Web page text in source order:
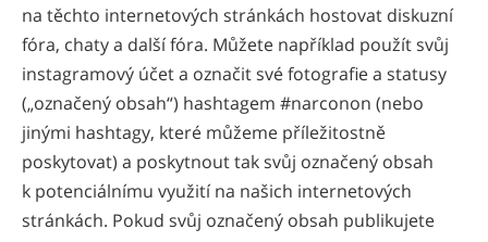
na těchto internetových stránkách hostovat diskuzní
fóra, chaty a další fóra. Můžete například použít svůj
instagramový účet a označit své fotografie a statusy
(„označený obsah“) hashtagem #narconon (nebo
jinými hashtagy, které můžeme příležitostně
poskytovat) a poskytnout tak svůj označený obsah
k potenciálnímu využití na našich internetových
stránkách. Pokud svůj označený obsah publikujete